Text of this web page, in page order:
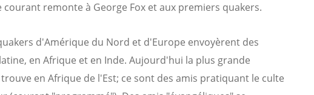
remonte à George Fox et aux premiers quakers.
d'Amérique du Nord et d'Europe envoyèrent des
en Afrique et en Inde. Aujourd'hui la plus grande
en Afrique de l'Est; ce sont des amis pratiquant le culte